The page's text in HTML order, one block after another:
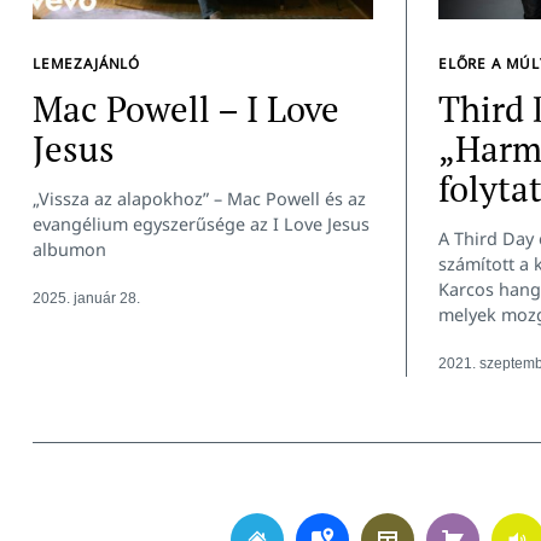
LEMEZAJÁNLÓ
Mac Powell – I Love
Jesus
„Vissza az alapokhoz” – Mac Powell és az
evangélium egyszerűsége az I Love Jesus
albumon
2025. január 28.
ELŐRE A
Third
A Third Day
számított a
Karcos
melyek
2021.